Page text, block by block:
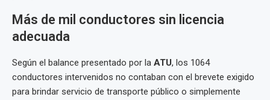
Más de mil conductores sin licencia
adecuada
Según el balance presentado por la ATU, los 1064
conductores intervenidos no contaban con el brevete exigido
para brindar servicio de transporte público o simplemente